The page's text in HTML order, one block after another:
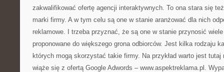
zakwalifikować ofertę agencji interaktywnych. To ona stara się
marki firmy. A w tym celu są one w stanie aranżować dla nich
reklamowe. I trzeba przyznać, że są one w stanie przynosić
proponowane do większego grona odbiorców. Jest kilka rodzaju
których mogą skorzystać takie firmy. Na przykład warto jest
wiąże się z ofertą Google Adwords – www.aspektreklama.pl.